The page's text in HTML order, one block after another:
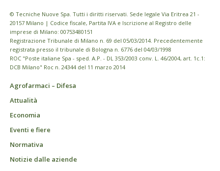
© Tecniche Nuove Spa. Tutti i diritti riservati. Sede legale Via Eritrea 21 -
20157 Milano | Codice fiscale, Partita IVA e Iscrizione al Registro delle
imprese di Milano: 00753480151
Registrazione Tribunale di Milano n. 69 del 05/03/2014. Precedentemente
registrata presso il tribunale di Bologna n. 6776 del 04/03/1998
ROC "Poste italiane Spa - sped. A.P. - DL 353/2003 conv. L. 46/2004, art. 1c.1:
DCB Milano" Roc n. 24344 del 11 marzo 2014
Agrofarmaci – Difesa
Attualità
Economia
Eventi e fiere
Normativa
Notizie dalle aziende